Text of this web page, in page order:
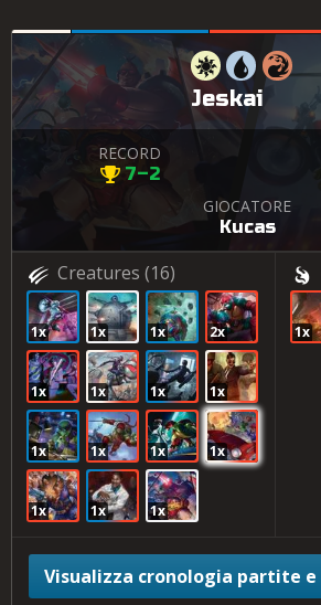
Jeskai
RECORD
7–2
GIOCATORE
Kucas
Creatures (16)
1x 1x 1x 2x
1x 1x 1x 1x
1x 1x 1x 1x
1x 1x 1x
1x
Visualizza cronologia partite